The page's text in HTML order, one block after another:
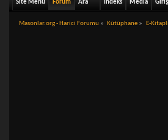
Site Menu Forum Ara Indeks Media
Masonlar.org - Harici Forumu » Kütüphane » E-